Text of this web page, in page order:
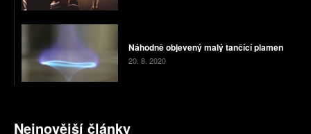
Náhodně objevený malý tančící plamen
20. 8. 2020
Nejnovější články